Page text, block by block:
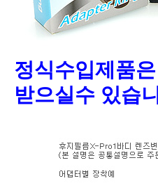
정식수입제품
받으실수 있습